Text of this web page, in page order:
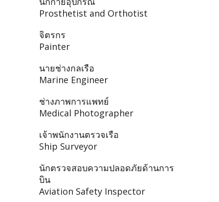
Prosthetist and Orthotist
จิตรกร
Painter
นายช่างกลเรือ
Marine Engineer
ช่างภาพการแพทย์
Medical Photographer
เจ้าพนักงานตรวจเรือ
Ship Surveyor
นักตรวจสอบความปลอดภัยด้านการ
บิน
Aviation Safety Inspector